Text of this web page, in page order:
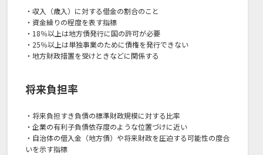
・収入（歳入）に対する借金の割合のこと
・資金繰りの程度を表す指標
・18％以上は地方債発行に国の許可が必要
・25％以上は単独事業のために債権を発行できない
・地方財政措置を受けときなどに関係する
将来負担率
・将来負担すき負債の標準財政規模に対する比率
・企業の有利子負債依存度のような位置づけに近い
・自治体の借入金（地方債）や将来財政を圧迫する可能性の度合
いを示す指標